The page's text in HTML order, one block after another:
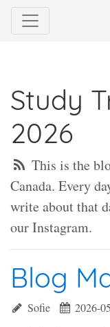
Study
2026
This is the
Canada. Every
write about that
our Instagram.
Blog
Sofie
2026-